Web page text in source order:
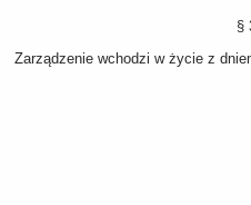
§
Zarządzenie wchodzi w życie z